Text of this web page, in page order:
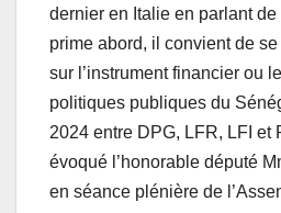
dernier en Italie en parlant
prime abord, il convient de
sur l’instrument financier ou
politiques publiques du
2024 entre DPG, LFR, LFI et
évoqué l’honorable député
en séance plénière de